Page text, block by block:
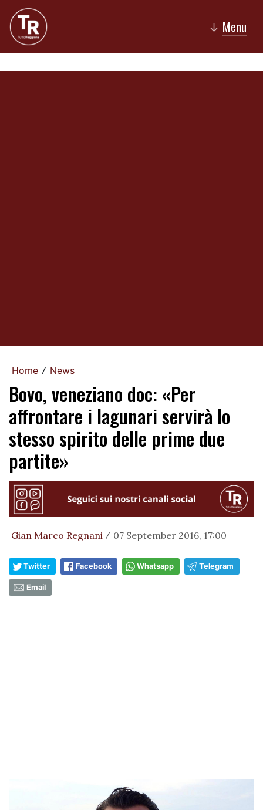
↓ Menu
Home / News
Bovo, veneziano doc: «Per
affrontare i lagunari servirà lo
stesso spirito delle prime due
partite»
Gian Marco Regnani / 07 September 2016, 17:00
Twitter Facebook Whatsapp Telegram
Email